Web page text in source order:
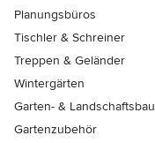
Planungsbüros
Tischler & Schreiner
Treppen & Geländer
Wintergärten
Garten- & Landschaftsbau
Gartenzubehör